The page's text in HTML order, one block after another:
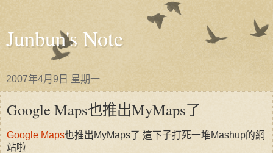
Junbun's Note
2007年4月9日 星期一
Google Maps也推出MyMaps了
Google Maps也推出MyMaps了 這下子打死一堆Mashup的網
站啦